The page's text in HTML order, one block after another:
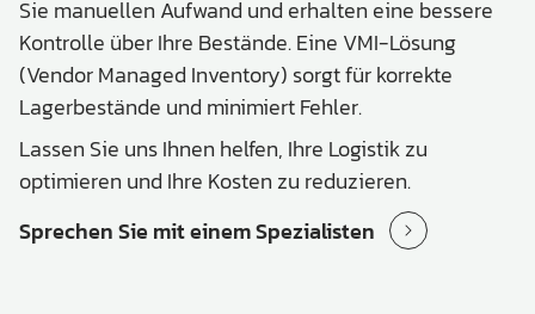
Sie manuellen Aufwand und erhalten eine bessere
Kontrolle über Ihre Bestände. Eine VMI-Lösung
(Vendor Managed Inventory) sorgt für korrekte
Lagerbestände und minimiert Fehler.
Lassen Sie uns Ihnen helfen, Ihre Logistik zu
optimieren und Ihre Kosten zu reduzieren.
Sprechen Sie mit einem Spezialisten